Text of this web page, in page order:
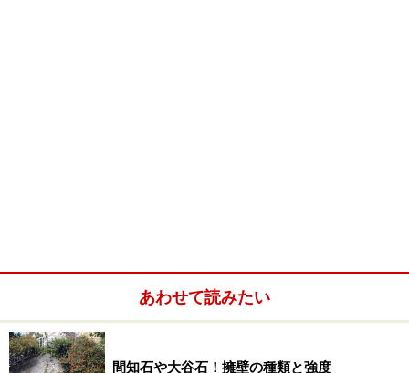
あわせて読みたい
間知石や大谷石！擁壁の種類と強度